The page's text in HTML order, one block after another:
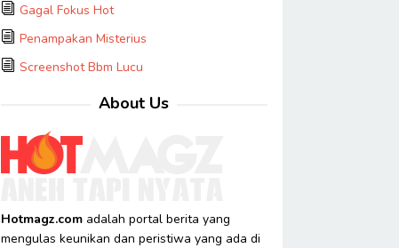
Gagal Fokus Hot
Penampakan Misterius
Screenshot Bbm Lucu
About Us
Hotmagz.comadalah portal berita yang
mengulas keunikan dan peristiwa yang ada di